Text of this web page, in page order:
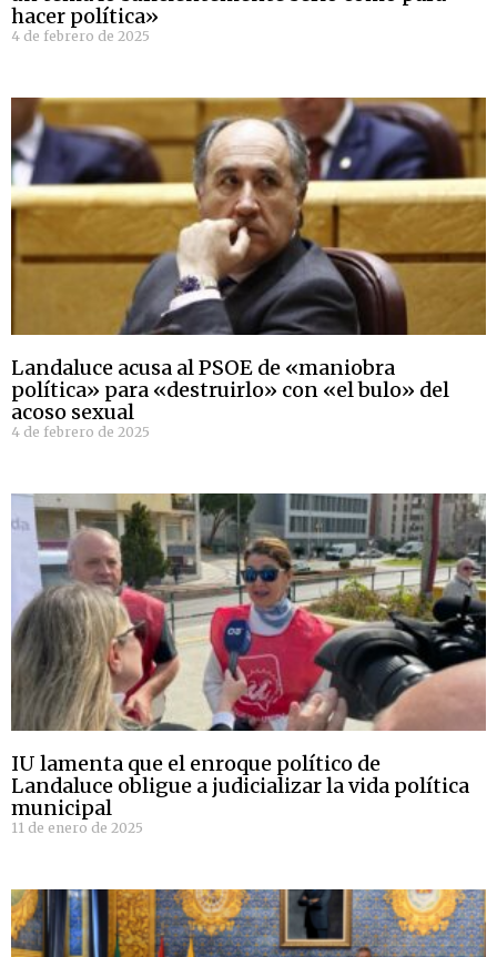
hacer política»
4 de febrero de 2025
Landaluce acusa al PSOE de «maniobra
política» para «destruirlo» con «el bulo» del
acoso sexual
4 de febrero de 2025
IU lamenta que el enroque político de
Landaluce obligue a judicializar la vida política
municipal
11 de enero de 2025